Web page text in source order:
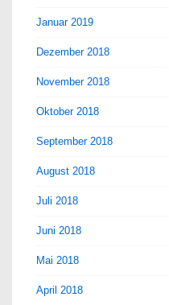
Januar 2019
Dezember 2018
November 2018
Oktober 2018
September 2018
August 2018
Juli 2018
Juni 2018
Mai 2018
April 2018